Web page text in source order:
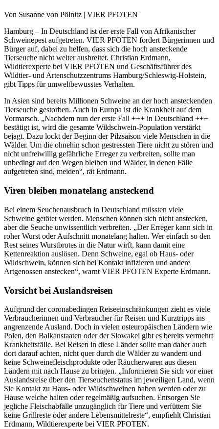
Von Susanne von Pölnitz | VIER PFOTEN
Hamburg – In Deutschland ist der erste Fall von Afrikanischer
Schweinepest aufgetreten. VIER PFOTEN fordert Bürgerinnen und
Bürger auf, dabei zu helfen, dass sich die hoch ansteckende
Tierseuche nicht weiter ausbreitet. Christian Erdmann,
Wildtierexperte bei VIER PFOTEN und Geschäftsführer des
Wildtier- und Artenschutzzentrums Hamburg/Schleswig-Holstein,
gibt Tipps für umweltbewusstes Verhalten.
In Asien sind bereits Millionen Schweine an der hoch ansteckenden
Tierseuche gestorben. Auch in Europa ist die Krankheit auf dem
Vormarsch. „Nachdem nun der erste Fall +++ in Deutschland +++
bestätigt ist, wird die gesamte Wildschwein-Population verstärkt
bejagt. Dazu lockt der Beginn der Pilzsaison viele Menschen in die
Wälder. Um die ohnehin schon gestressten Tiere nicht zu stören und
nicht unfreiwillig gefährliche Erreger zu verbreiten, sollte man
unbedingt auf den Wegen bleiben und Wälder, in denen Fälle
aufgetreten sind, meiden“, rät Erdmann.
Viren bleiben monatelang ansteckend
Bei einem Seuchenausbruch in Deutschland müssten viele
Schweine getötet werden. Menschen können sich nicht anstecken,
aber die Seuche unwissentlich verbreiten. „Der Erreger kann sich in
roher Wurst oder Aufschnitt monatelang halten. Wer einfach so den
Rest seines Wurstbrotes in die Natur wirft, kann damit eine
Kettenreaktion auslösen. Denn Schweine, egal ob Haus- oder
Wildschwein, können sich bei Kontakt infizieren und andere
Artgenossen anstecken“, warnt VIER PFOTEN Experte Erdmann.
Vorsicht bei Auslandsreisen
Aufgrund der coronabedingen Reiseeinschränkungen zieht es viele
Verbraucherinnen und Verbraucher für Reisen und Kurztripps ins
angrenzende Ausland. Doch in vielen osteuropäischen Ländern wie
Polen, den Balkanstaaten oder der Slowakei gibt es bereits vermehrt
Krankheitsfälle. Bei Reisen in diese Länder sollte man daher auch
dort darauf achten, nicht quer durch die Wälder zu wandern und
keine Schweinefleischprodukte oder Räucherwaren aus diesen
Ländern mit nach Hause zu bringen. „Informieren Sie sich vor einer
Auslandsreise über den Tierseuchenstatus im jeweiligen Land, wenn
Sie Kontakt zu Haus- oder Wildschweinen haben werden oder zu
Hause welche halten oder regelmäßig aufsuchen. Entsorgen Sie
jegliche Fleischabfälle unzugänglich für Tiere und verfüttern Sie
keine Grillreste oder andere Lebensmittelreste“, empfiehlt Christian
Erdmann, Wildtierexperte bei VIER PFOTEN.